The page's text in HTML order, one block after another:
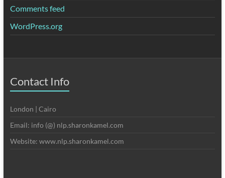
Comments feed
WordPress.org
Contact Info
London | Cairo
Email: info (@) nlp.sharonkamel.com
Website: www.nlp.sharonkamel.com